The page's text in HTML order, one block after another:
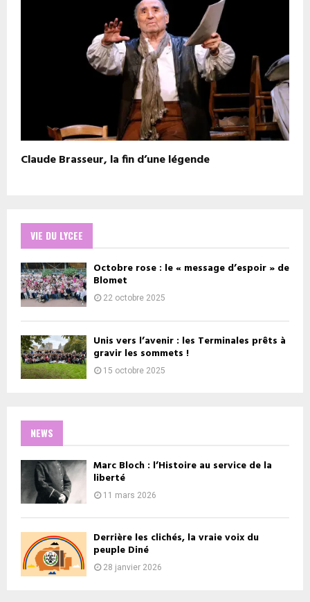
Claude Brasseur, la fin d’une légende
VIE DU LYCEE
Octobre rose : le « message d’espoir » de
Blomet
22 octobre 2025
Unis vers l’avenir : les Terminales prêts à
gravir les sommets !
15 octobre 2025
NEWS
Marc Bloch : l’Histoire au service de la
liberté
11 mars 2026
Derrière les clichés, la vraie voix du
peuple Diné
28 janvier 2026